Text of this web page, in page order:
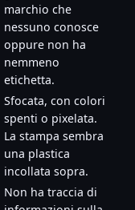
marchio che
nessuno conosce
oppure non ha
nemmeno
etichetta.
Sfocata, con colori
spenti o pixelata.
La stampa sembra
una plastica
incollata sopra.
Non ha traccia di